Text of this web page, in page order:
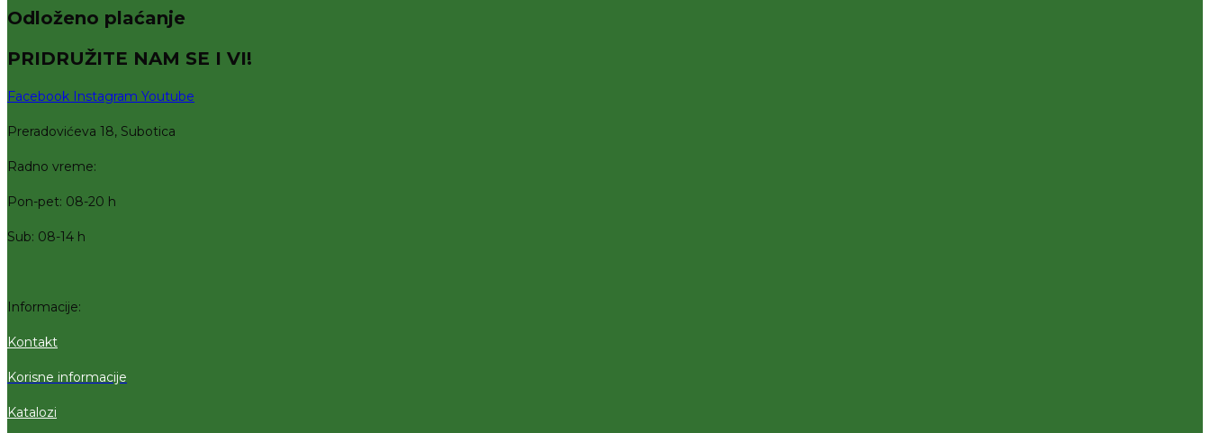
Odloženo plaćanje
PRIDRUŽITE NAM SE I VI!
Facebook Instagram Youtube
Preradovićeva 18, Subotica
Radno vreme:
Pon-pet: 08-20 h
Sub: 08-14 h
Informacije:
Kontakt
Korisne informacije
Katalozi